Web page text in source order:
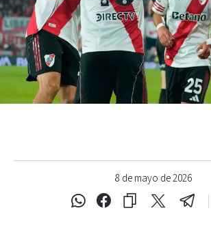
8 de mayo de 2026